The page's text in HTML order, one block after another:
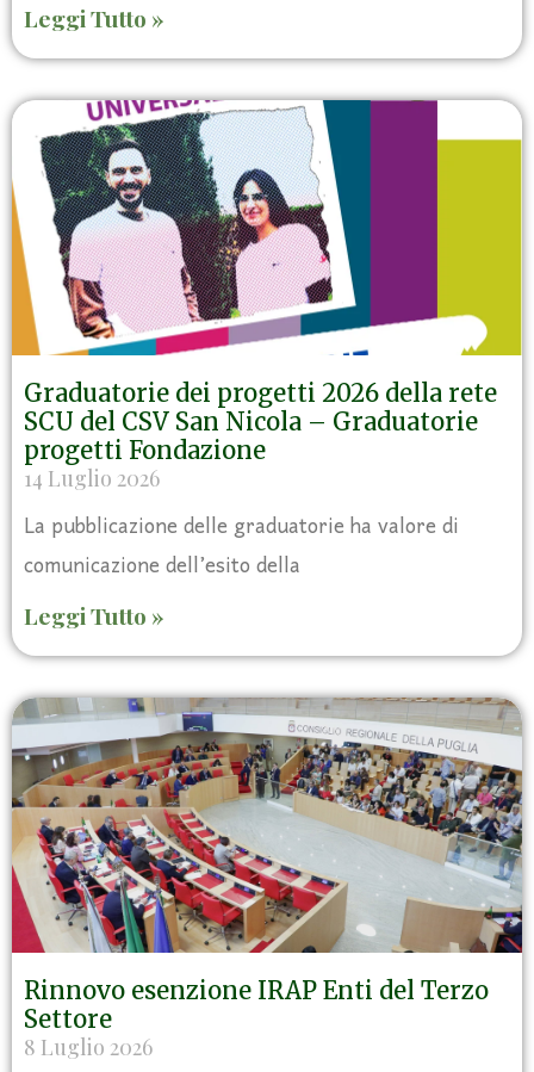
Leggi Tutto »
Graduatorie dei progetti 2026 della rete
SCU del CSV San Nicola – Graduatorie
progetti Fondazione
14 Luglio 2026
La pubblicazione delle graduatorie ha valore di
comunicazione dell’esito della
Leggi Tutto »
Rinnovo esenzione IRAP Enti del Terzo
Settore
8 Luglio 2026